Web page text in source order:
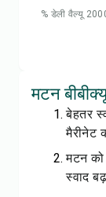
% डेली वैल्यू
मटन
बेहतर
मैरीनेट
मटन
स्वाद